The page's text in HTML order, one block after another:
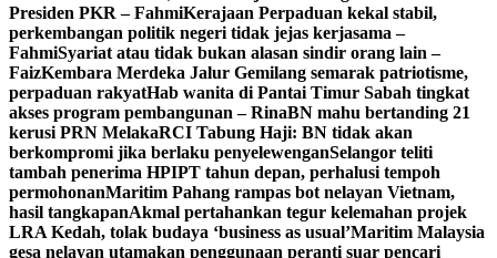
Presiden PKR – FahmiKerajaan Perpaduan kekal stabil,
perkembangan politik negeri tidak jejas kerjasama –
FahmiSyariat atau tidak bukan alasan sindir orang lain –
FaizKembara Merdeka Jalur Gemilang semarak patriotisme,
perpaduan rakyatHab wanita di Pantai Timur Sabah tingkat
akses program pembangunan – RinaBN mahu bertanding 21
kerusi PRN MelakaRCI Tabung Haji: BN tidak akan
berkompromi jika berlaku penyelewenganSelangor teliti
tambah penerima HPIPT tahun depan, perhalusi tempoh
permohonanMaritim Pahang rampas bot nelayan Vietnam,
hasil tangkapanAkmal pertahankan tegur kelemahan projek
LRA Kedah, tolak budaya ‘business as usual’Maritim Malaysia
gesa nelayan utamakan penggunaan peranti suar pencari